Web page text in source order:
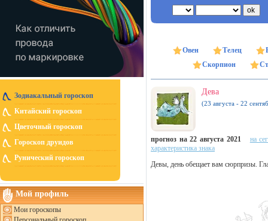
Зодиакальный гороскоп
Китайский гороскоп
Цветочный гороскоп
Гороскоп друидов
Рунический гороскоп
Мой профиль
Мои гороскопы
Овен Телец
Скорпион
Дева
(23 августа - 22
прогноз на 22 августа 2021
на
характеристика знака
Девы, день обещает вам сюрпризы.